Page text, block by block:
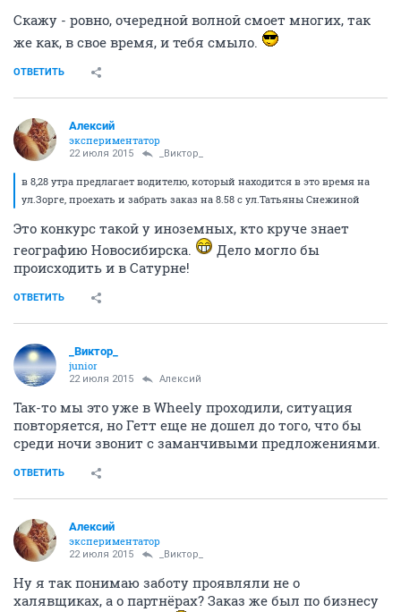
Скажу - ровно, очередной волной смоет многих, так
же как, в свое время, и тебя смыло.
ОТВЕТИТЬ
Алексий
экспериментатор
22 июля 2015 _Виктор_
в 8,28 утра предлагает водителю, который находится в это время на
ул.Зорге, проехать и забрать заказ на 8.58 с ул.Татьяны Снежиной
Это конкурс такой у иноземных, кто круче знает
географию Новосибирска.
Дело могло бы
происходить и в Сатурне!
ОТВЕТИТЬ
_Виктор_
juniоr
22 июля 2015 Алексий
Так-то мы это уже в Wheely проходили, ситуация
повторяется, но Гетт еще не дошел до того, что бы
среди ночи звонит с заманчивыми предложениями.
ОТВЕТИТЬ
Алексий
экспериментатор
22 июля 2015 _Виктор_
Ну я так понимаю заботу проявляли не о
халявщиках, а о партнёрах? Заказ же был по бизнесу